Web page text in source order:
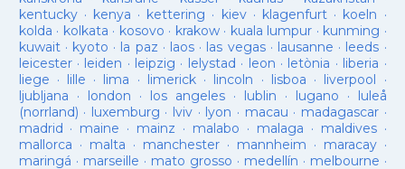
kentucky· kenya · kettering · kiev· klagenfurt · koeln ·
kolda · kolkata · kosovo · krakow· kuala lumpur · kunming ·
kuwait· kyoto · la paz · laos· las vegas· lausanne · leeds ·
leicester· leiden · leipzig · lelystad · leon · letònia · liberia ·
liege · lille · lima · limerick· lincoln · lisboa · liverpool ·
ljubljana · london · los angeles· lublin · lugano · luleå
(norrland) · luxemburg · lviv · lyon · macau · madagascar·
madrid · maine · mainz · malabo · malaga · maldives·
mallorca · malta · manchester· mannheim · maracay·
maringá · marseille · mato grosso · medellín · melbourne ·